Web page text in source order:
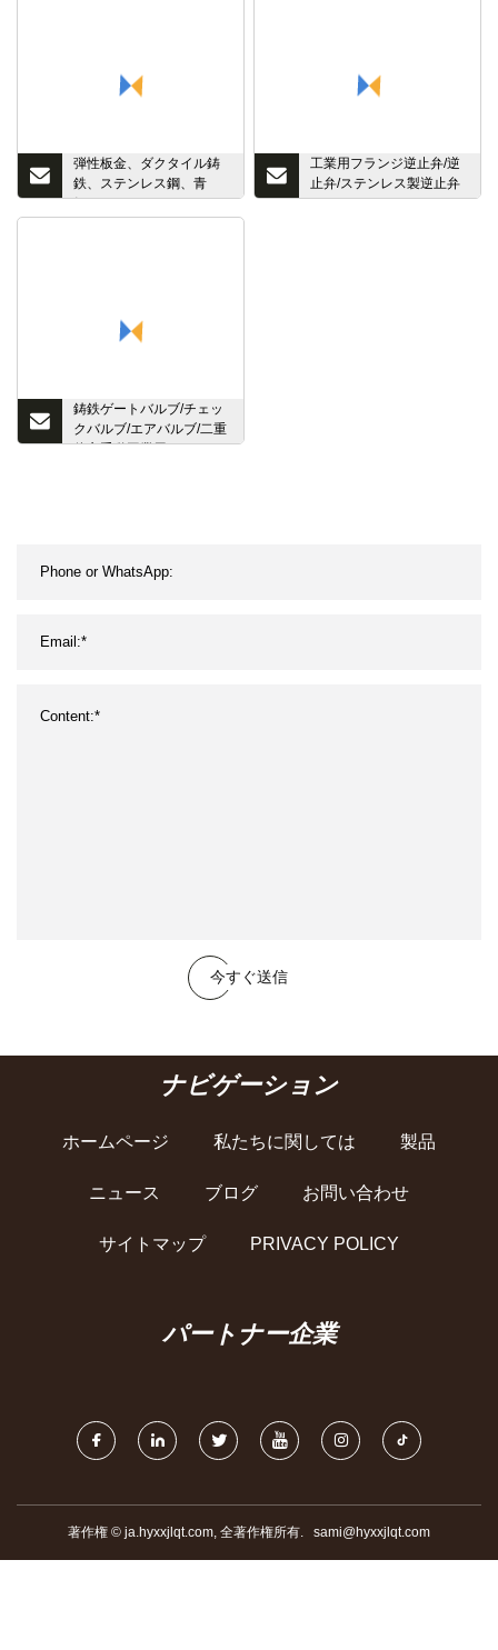
弾性板金、ダクタイル鋳
鉄、ステンレス鋼、青
銅、ウエハハトメ、ハト
メ付、ダブルフランジ、
工業用フランジ逆止弁/逆
止弁/ステンレス製逆止弁
JIS10K
鋳鉄ゲートバルブ/チェッ
クバルブ/エアバルブ/二重
偏心手動工業用フランジ
今すぐ送信
ナビゲーション
ホームページ 私たちに関しては 製品
ニュース ブログ お問い合わせ
サイトマップ PRIVACY POLICY
パートナー企業
著作権 © ja.hyxxjlqt.com, 全著作権所有. sami@hyxxjlqt.com